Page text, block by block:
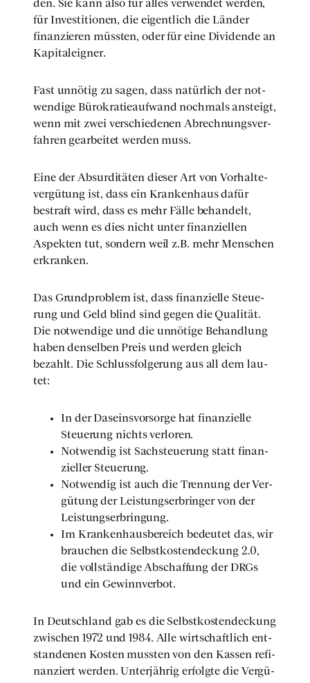
den. Sie kann also für alles ver­wen­det wer­den,
für Inves­ti­tio­nen, die eigent­lich die Län­der
finan­zie­ren müss­ten, oder für eine Divi­den­de an
Kapi­tal­eig­ner.
Fast unnö­tig zu sagen, dass natür­lich der not­
wen­di­ge Büro­kra­tie­auf­wand noch­mals ansteigt,
wenn mit zwei ver­schie­de­nen Abrech­nungs­ver­
fah­ren gear­bei­tet wer­den muss.
Eine der Absur­di­tä­ten die­ser Art von Vor­hal­te­
ver­gü­tung ist, dass ein Kran­ken­haus dafür
bestraft wird, dass es mehr Fäl­le behan­delt,
auch wenn es dies nicht unter finan­zi­el­len
Aspek­ten tut, son­dern weil z.B. mehr Men­schen
erkran­ken.
Das Grund­pro­blem ist, dass finan­zi­el­le Steue­
rung und Geld blind sind gegen die Qua­li­tät.
Die not­wen­di­ge und die unnö­ti­ge Behand­lung
haben den­sel­ben Preis und wer­den gleich
bezahlt. Die Schluss­fol­ge­rung aus all dem lau­
tet:
In der Daseins­vor­sor­ge hat finan­zi­el­le
Steue­rung nichts ver­lo­ren.
Not­wen­dig ist Sach­steue­rung statt finan­
zi­el­ler Steue­rung.
Not­wen­dig ist auch die Tren­nung der Ver­
gü­tung der Leis­tungs­er­brin­ger von der
Leis­tungs­er­brin­gung.
Im Kran­ken­haus­be­reich bedeu­tet das, wir
brau­chen die Selbst­kos­ten­de­ckung 2.0,
die voll­stän­di­ge Abschaf­fung der DRGs
und ein Gewinn­ver­bot.
In Deutsch­land gab es die Selbst­kos­ten­de­ckung
zwi­schen 1972 und 1984. Alle wirt­schaft­lich ent­
stan­de­nen Kos­ten muss­ten von den Kas­sen refi­
nan­ziert wer­den. Unter­jäh­rig erfolg­te die Ver­gü­